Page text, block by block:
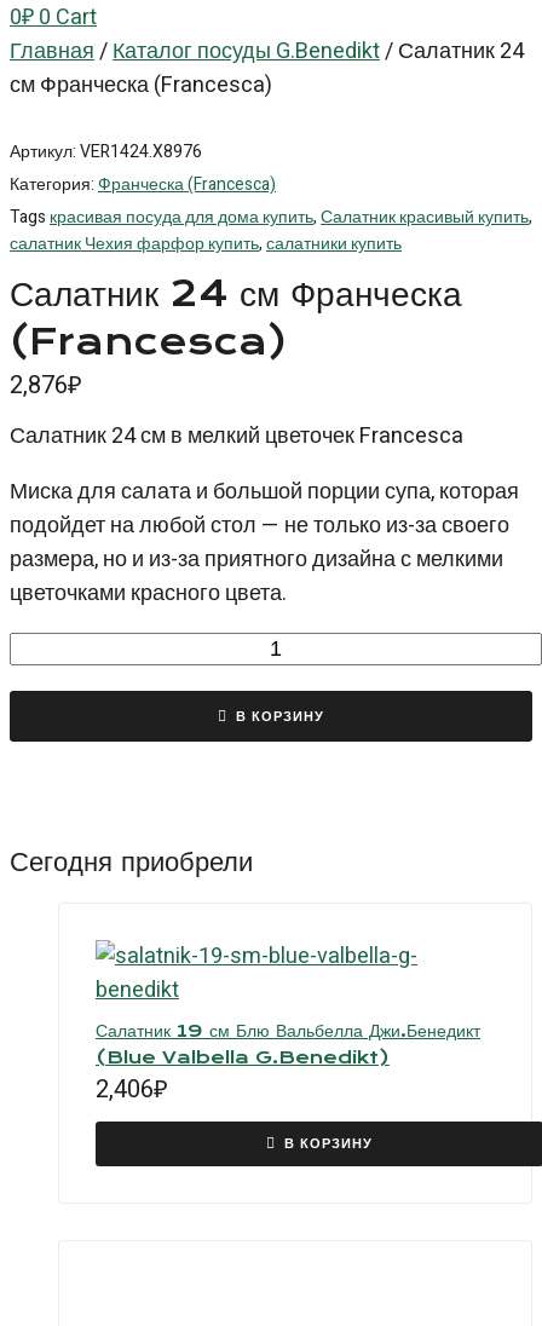
0₽0Cart
Главная/Каталог посуды G.Benedikt/Салатник 24
см Франческа (Francesca)
Артикул:VER1424.X8976
Категория:Франческа (Francesca)
Tags красивая посуда для дома купить,Салатник красивый купить,
салатник Чехия фарфор купить,салатники купить
Салатник 24 см Франческа
(Francesca)
2,876₽
Салатник 24 см в мелкий цветочек Francesca
Миска для салата и большой порции супа, которая
подойдет на любой стол — не только из-за своего
размера, но и из-за приятного дизайна с мелкими
цветочками красного цвета.
24
(Francesca)
В КОРЗИНУ
Сегодня приобрели
Салатник 19 см Блю Вальбелла Джи.Бенедикт
(Blue Valbella G.Benedikt)
2,406₽
В КОРЗИНУ